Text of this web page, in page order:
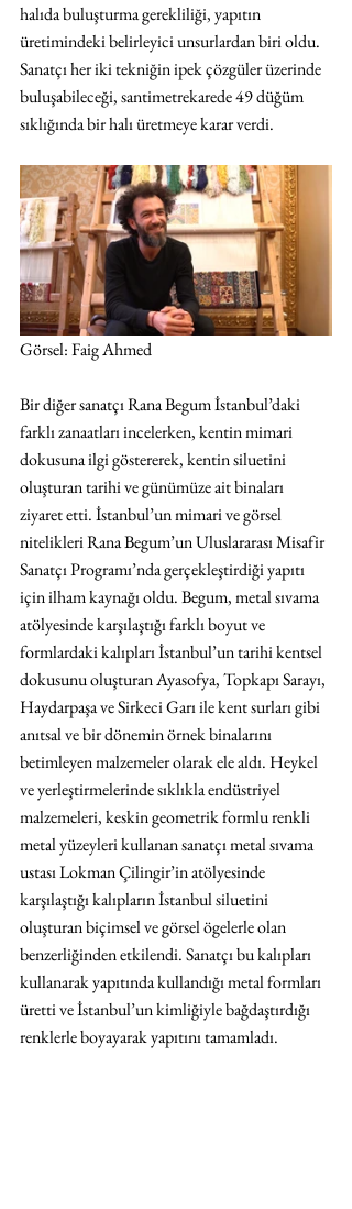
halıda buluşturma gerekliliği, yapıtın
üretimindeki belirleyici unsurlardan biri oldu.
Sanatçı her iki tekniğin ipek çözgüler üzerinde
buluşabileceği, santimetrekarede 49 düğüm
sıklığında bir halı üretmeye karar verdi.
Görsel: Faig Ahmed
Bir diğer sanatçı Rana Begum İstanbul’daki
farklı zanaatları incelerken, kentin mimari
dokusuna ilgi göstererek, kentin siluetini
oluşturan tarihi ve günümüze ait binaları
ziyaret etti. İstanbul’un mimari ve görsel
nitelikleri Rana Begum’un Uluslararası Misafir
Sanatçı Programı’nda gerçekleştirdiği yapıtı
için ilham kaynağı oldu. Begum, metal sıvama
atölyesinde karşılaştığı farklı boyut ve
formlardaki kalıpları İstanbul’un tarihi kentsel
dokusunu oluşturan Ayasofya, Topkapı Sarayı,
Haydarpaşa ve Sirkeci Garı ile kent surları gibi
anıtsal ve bir dönemin örnek binalarını
betimleyen malzemeler olarak ele aldı. Heykel
ve yerleştirmelerinde sıklıkla endüstriyel
malzemeleri, keskin geometrik formlu renkli
metal yüzeyleri kullanan sanatçı metal sıvama
ustası Lokman Çilingir’in atölyesinde
karşılaştığı kalıpların İstanbul siluetini
oluşturan biçimsel ve görsel ögelerle olan
benzerliğinden etkilendi. Sanatçı bu kalıpları
kullanarak yapıtında kullandığı metal formları
üretti ve İstanbul’un kimliğiyle bağdaştırdığı
renklerle boyayarak yapıtını tamamladı.